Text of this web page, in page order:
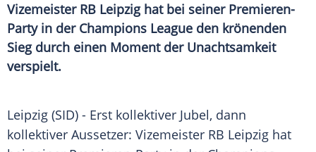
Vizemeister RB Leipzig hat bei seiner Premieren-
Party in der Champions League den krönenden
Sieg durch einen Moment der Unachtsamkeit
verspielt.
Leipzig (SID) - Erst kollektiver Jubel, dann
kollektiver Aussetzer: Vizemeister RB Leipzig hat